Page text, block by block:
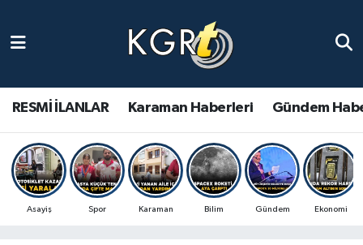
RESMİ İLANLAR Karaman Haberleri Gündem
Asayiş Spor Karaman Bilim Gündem Ekonomi
Gündem Haberleri
Güncel Haberler
Spor Haberleri